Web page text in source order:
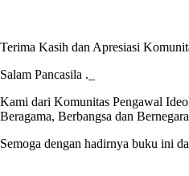
Terima Kasih dan Apresiasi
Salam Pancasila ._
Kami dari Komunitas Pengawal
Beragama, Berbangsa dan Bernegara
Semoga dengan hadirnya buku ini